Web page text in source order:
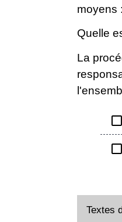
moyens
Quelle
La
check_box_outline_blank
check_box_outline_blank
Textes